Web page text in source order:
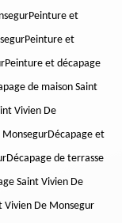
Peinture et
Peinture et
Peinture et décapage
de maison Saint
Vivien De
MonsegurDécapage et
Décapage de terrasse
Saint Vivien De
De Monsegur